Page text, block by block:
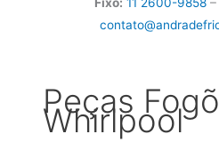
Peças
Whirlpool